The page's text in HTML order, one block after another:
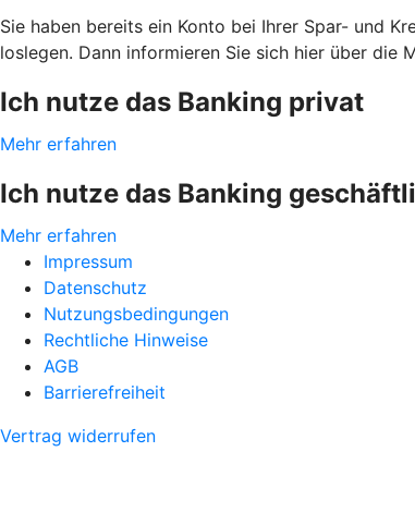
Sie haben bereits ein Konto bei Ihrer Spar- und
loslegen. Dann informieren Sie sich hier über die
Ich nutze das Banking privat
Mehr erfahren
Ich nutze das Banking
Mehr erfahren
Impressum
Datenschutz
Nutzungsbedingungen
Rechtliche Hinweise
AGB
Barrierefreiheit
Vertrag widerrufen